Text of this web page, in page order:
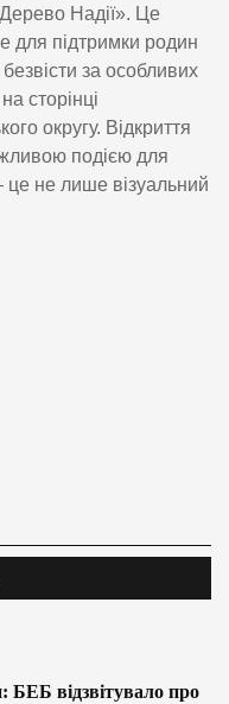
Надії». Це
для підтримки родин
за особливих
сторінці
округу. Відкриття
подією для
це не лише візуальний
БЕБ відзвітувало про